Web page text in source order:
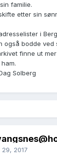
familie.
etter sin
i
også bodde ved
finne ut
Solberg
29, 2017